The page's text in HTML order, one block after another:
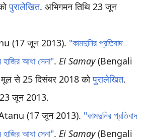
पुरालेखित. अभिगमन तिथि 23 जून
(17 जून 2013). "কামদুনির প্রতিবাদ
হাজির আধা সেনা". Ei Samay(Bengali
से 25 दिसंबर 2018 कोपुरालेखित.
23 जून 2013.
(17 जून 2013). "কামদুনির প্রতিবাদ
হাজির আধা সেনা". Ei Samay(Bengali